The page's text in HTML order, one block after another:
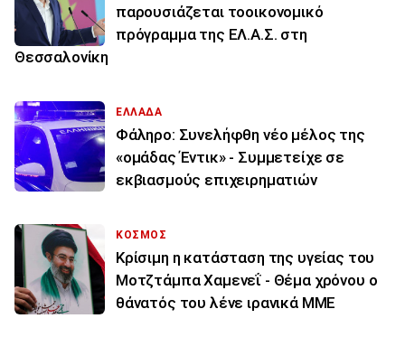
παρουσιάζεται τοοικονομικό
πρόγραμμα της ΕΛ.Α.Σ. στη
Θεσσαλονίκη
ΕΛΛΑΔΑ
Φάληρο: Συνελήφθη νέο μέλος της
«ομάδας Έντικ» - Συμμετείχε σε
εκβιασμούς επιχειρηματιών
ΚΟΣΜΟΣ
Κρίσιμη η κατάσταση της υγείας του
Μοτζτάμπα Χαμενεΐ - Θέμα χρόνου ο
θάνατός του λένε ιρανικά ΜΜΕ